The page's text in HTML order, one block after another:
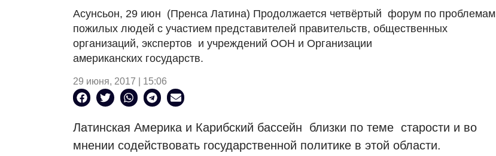
Асунсьон, 29 июн (Пренса Латина) Продолжается четвёртый форум по проблемам
пожилых людей с участием представителей правительств, общественных
организаций, экспертов и учреждений ООН и Организации
американских государств.
29 июня, 2017 | 15:06
Латинская Америка и Карибский бассейн близки по теме старости и во
мнении содействовать государственной политике в этой области.